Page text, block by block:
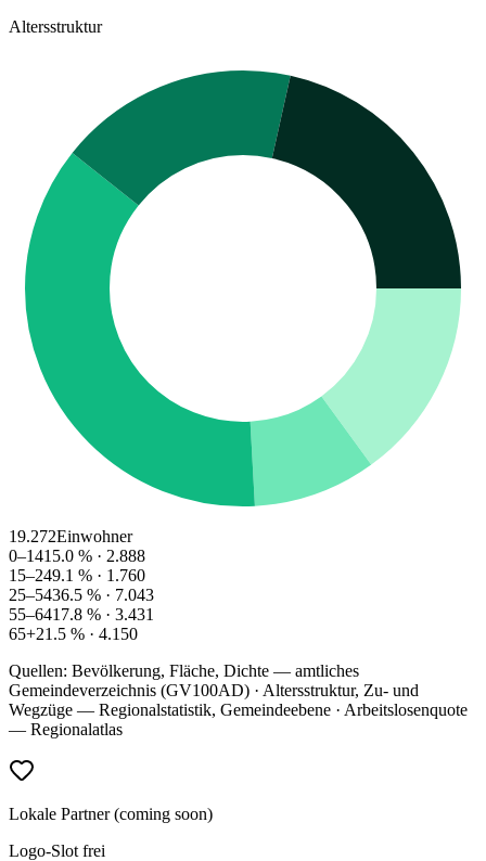
Altersstruktur
19.272Einwohner
0–1415.0 % · 2.888
15–249.1 % · 1.760
25–5436.5 % · 7.043
55–6417.8 % · 3.431
65+21.5 % · 4.150
Quellen: Bevölkerung, Fläche, Dichte — amtliches
Gemeindeverzeichnis (GV100AD) · Altersstruktur, Zu- und
Wegzüge — Regionalstatistik, Gemeindeebene · Arbeitslosenquote
— Regionalatlas
Lokale Partner (coming soon)
Logo-Slot frei